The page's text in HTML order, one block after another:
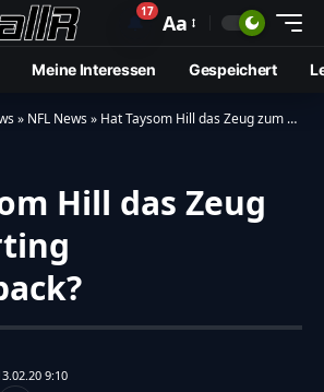
🔔17 Aa
Meine Interessen Gespeichert
» NFL News» Hat Taysom Hill das Zeug zum Starting Quarterback?
Hill das Zeug
9:10